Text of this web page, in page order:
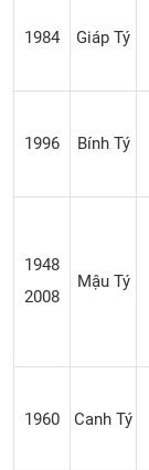
1984 Giáp Tý
1996 Bính Tý
1948
2008
Mậu Tý
1960 Canh Tý